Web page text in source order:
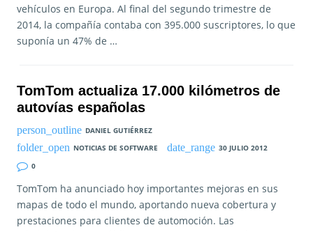
vehículos en Europa. Al final del segundo trimestre de
2014, la compañía contaba con 395.000 suscriptores, lo que
suponía un 47% de …
TomTom actualiza 17.000 kilómetros de
autovías españolas
DANIEL GUTIÉRREZ
NOTICIAS DE SOFTWARE
30 JULIO 2012
0
TomTom ha anunciado hoy importantes mejoras en sus
mapas de todo el mundo, aportando nueva cobertura y
prestaciones para clientes de automoción. Las